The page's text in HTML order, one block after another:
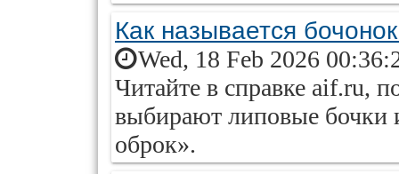
Как называется
Wed, 18 Feb 2026
Читайте в справке aif.ru,
выбирают липовые бочки
оброк».